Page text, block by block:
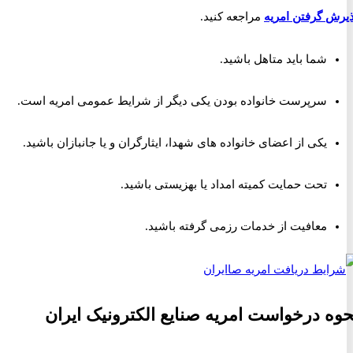
گرفتن امریهمراجعه کنید.
شما باید متاهل باشید.
سرپرست خانواده بودن یکی دیگر از شرایط عمومی امریه است.
یکی از اعضای خانواده های شهدا، ایثارگران و یا جانبازان باشید.
تحت حمایت کمیته امداد یا بهزیستی باشید.
معافیت از خدمات رزمی گرفته باشید.
درخواست امریه صنایع الکترونیک ایران